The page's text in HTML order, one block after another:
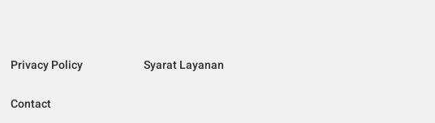
Privacy Policy Syarat Layanan
Contact